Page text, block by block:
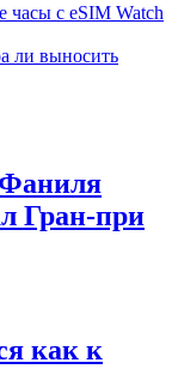
часы с eSIM Watch
ли выносить
Гран-при
как к